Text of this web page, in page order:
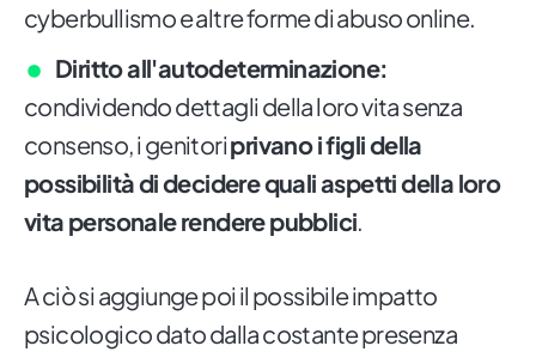
cyberbullismo e altre forme di abuso online.
Diritto all'autodeterminazione:
condividendo dettagli della loro vita senza
consenso, i genitoriprivano i figli della
possibilità di decidere quali aspetti della loro
vita personale rendere pubblici.
A ciò si aggiunge poi il possibile impatto
psicologico dato dalla costante presenza